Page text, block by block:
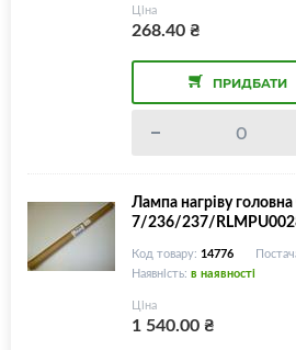
Ціна
268.40₴
ПРИДБАТИ
Лампа нагріву
7/236/237/
Код товару: 14776
Наявність: в наявності
Ціна
1 540.00₴